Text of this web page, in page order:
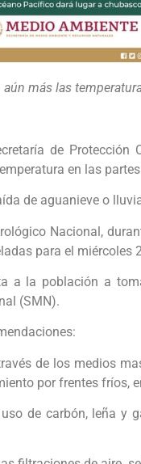
aún más las
de Protección
en las
de aguanieve o
Nacional,
para el
a la población a
(SMN).
de los medios
por frentes fríos,
de carbón, leña y